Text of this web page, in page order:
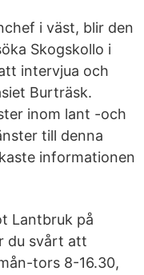
i väst, blir den
Skogskollo i
intervjua och
Burträsk.
inom lant -och
till denna
informationen
Lantbruk på
du svårt att
tors 8-16.30,